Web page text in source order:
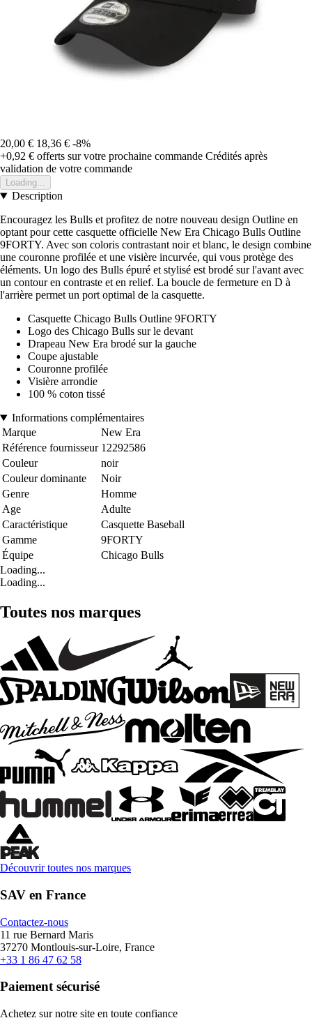
20,00 € 18,36 € -8%
+0,92 € offerts sur votre prochaine commande Crédités après
validation de votre commande
Loading...
Description
Encouragez les Bulls et profitez de notre nouveau design Outline en
optant pour cette casquette officielle New Era Chicago Bulls Outline
9FORTY. Avec son coloris contrastant noir et blanc, le design combine
une couronne profilée et une visière incurvée, qui vous protège des
éléments. Un logo des Bulls épuré et stylisé est brodé sur l'avant avec
un contour en contraste et en relief. La boucle de fermeture en D à
l'arrière permet un port optimal de la casquette.
Casquette Chicago Bulls Outline 9FORTY
Logo des Chicago Bulls sur le devant
Drapeau New Era brodé sur la gauche
Coupe ajustable
Couronne profilée
Visière arrondie
100 % coton tissé
Informations complémentaires
Marque
New Era
Référence fournisseur 12292586
Couleur
noir
Couleur dominante
Noir
Genre
Homme
Age
Adulte
Caractéristique
Casquette Baseball
Gamme
9FORTY
Équipe
Chicago Bulls
Loading...
Loading...
Toutes nos marques
Découvrir toutes nos marques
SAV en France
Contactez-nous
11 rue Bernard Maris
37270 Montlouis-sur-Loire, France
+33 1 86 47 62 58
Paiement sécurisé
Achetez sur notre site en toute confiance